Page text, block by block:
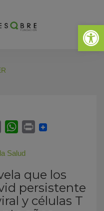
Abrir
Salud
que los
persistente
y células T